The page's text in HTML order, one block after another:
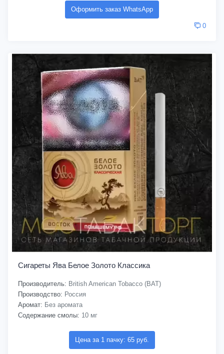
Оформить заказ WhatsApp
0
Сигареты Ява Белое Золото Классика
Производитель: British American Tobacco (BAT)
Производство: Россия
Аромат: Без аромата
Содержание смолы: 10 мг
Цена за 1 пачку: 65 руб.